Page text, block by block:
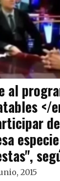
al
</
2015